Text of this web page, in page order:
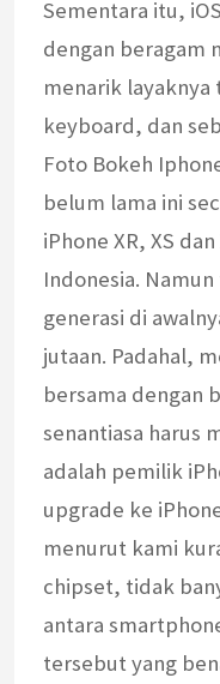
Sementara itu,
dengan beragam
menarik
keyboard, dan
Foto Bokeh
belum lama ini
iPhone XR, XS
Indonesia.
generasi di
jutaan. Padahal,
bersama dengan
senantiasa harus
adalah pemilik
upgrade ke
menurut kami
chipset, tidak
antara
tersebut yang